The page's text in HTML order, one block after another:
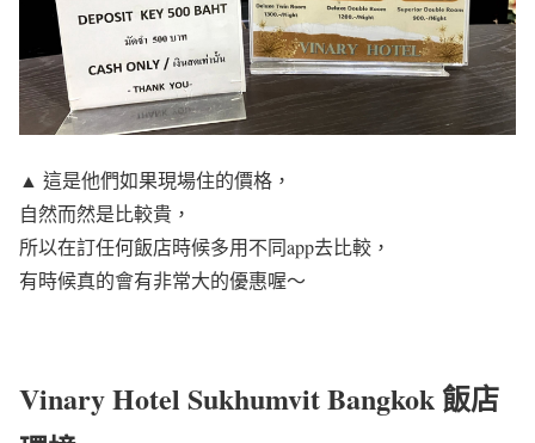
▲ 這是他們如果現場住的價格，
自然而然是比較貴，
所以在訂任何飯店時候多用不同app去比較，
有時候真的會有非常大的優惠喔～
Vinary Hotel Sukhumvit Bangkok 飯店